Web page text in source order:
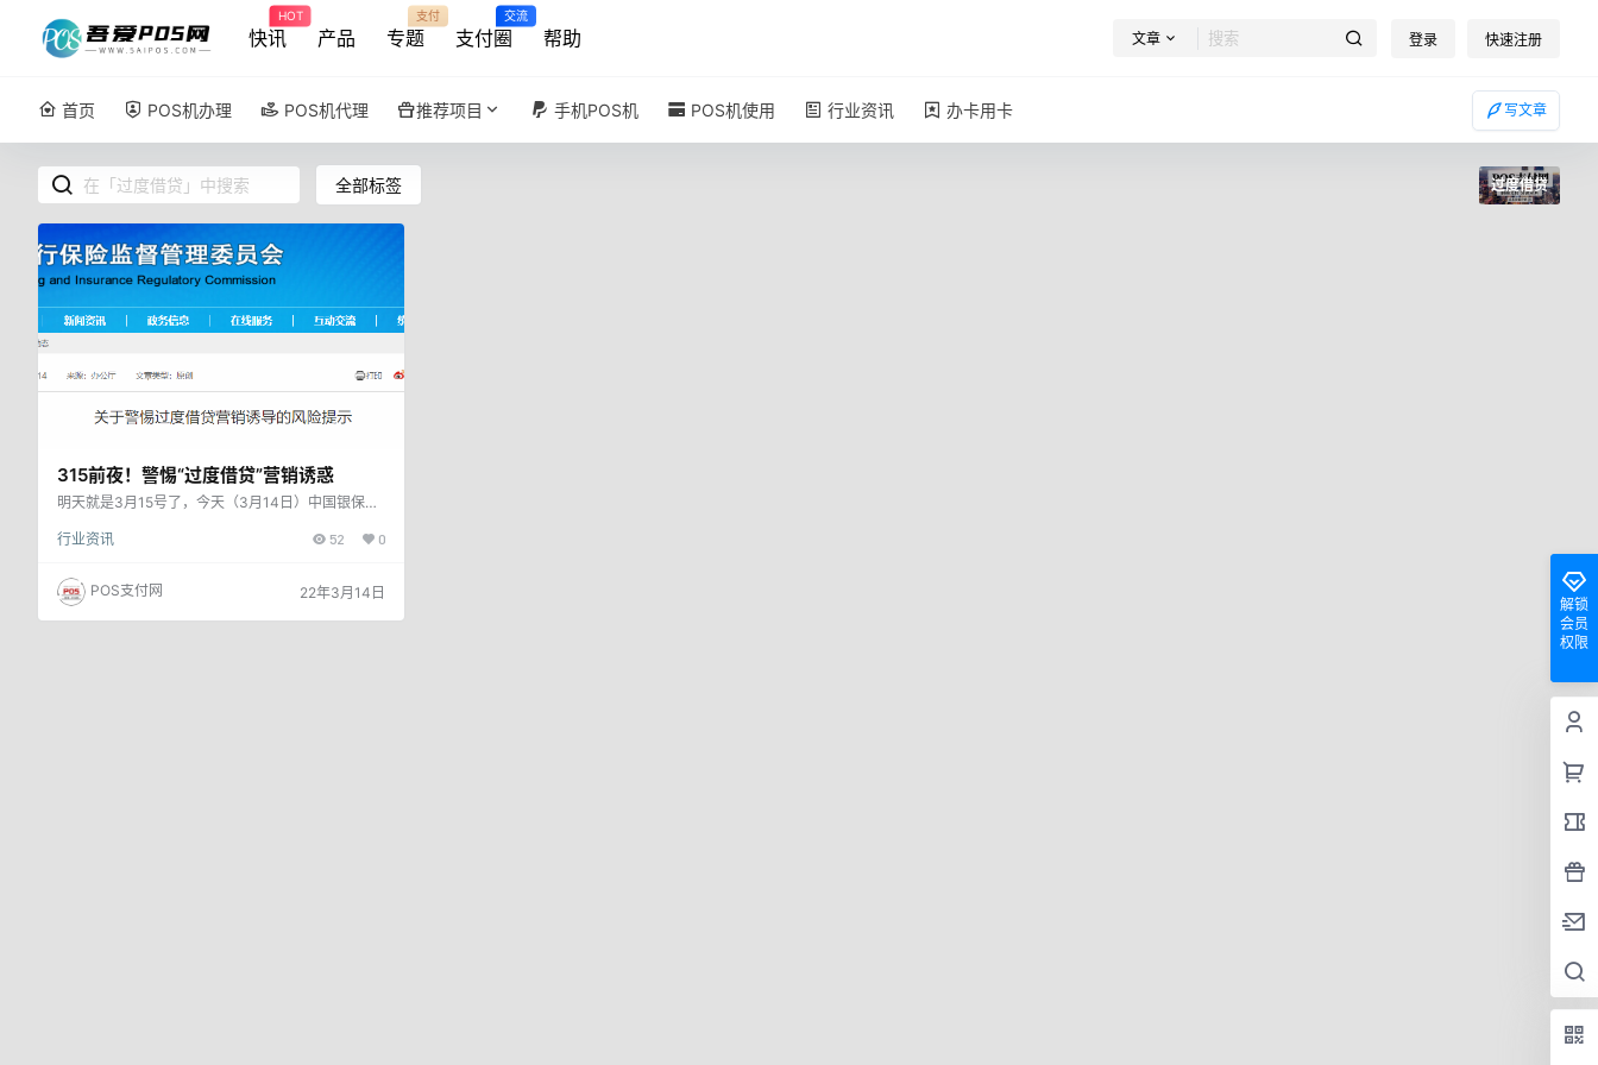
快讯
HOT
产品 专题
支付
支付圈
交流
帮助 文章 登录 快速注册
首页 POS机办理 POS机代理 推荐项目 手机POS机 POS机使用 行业资讯 办卡用卡 写文章
全部标签 过度借贷
315前夜！警惕“过度借贷”营销诱惑
明天就是3月15号了，今天（3月14日）中国银保监
示!当前，信用卡、小额信贷等个人消费信贷服务与
轻了即时的支付压力，但消费者若频繁、叠加使用消
费信贷，易引发过度负债、征信受损等风险。 近年
来，时有消费者投诉反映过度授信、信用卡分期手续
行业资讯 52 0
POS支付网 22年3月14日
解锁
会员
权限